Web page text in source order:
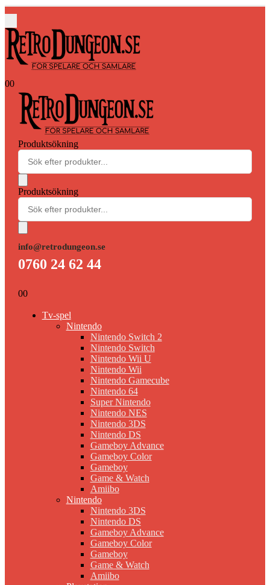
00
Produktsökning
Produktsökning
info@retrodungeon.se
0760 24 62 44
00
Tv-spel
Nintendo
Nintendo Switch 2
Nintendo Switch
Nintendo Wii U
Nintendo Wii
Nintendo Gamecube
Nintendo 64
Super Nintendo
Nintendo NES
Nintendo 3DS
Nintendo DS
Gameboy Advance
Gameboy Color
Gameboy
Game & Watch
Amiibo
Nintendo
Nintendo 3DS
Nintendo DS
Gameboy Advance
Gameboy Color
Gameboy
Game & Watch
Amiibo